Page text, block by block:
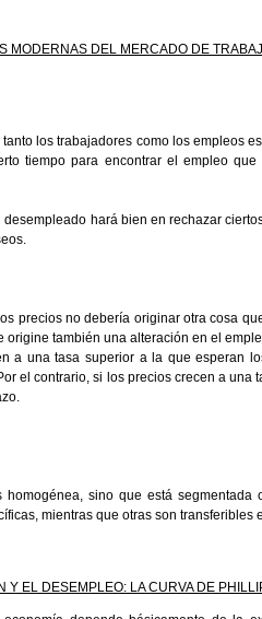
MODERNAS DEL MERCADO DE
los trabajadores como los empleos
tiempo para encontrar el empleo
hará bien en rechazar
precios no debería originar otra cosa
origine también una alteración en el
a una tasa superior a la que esperan
el contrario, si los precios crecen a una
sino que está
mientras que otras son transferibles
Y EL DESEMPLEO: LA CURVA DE